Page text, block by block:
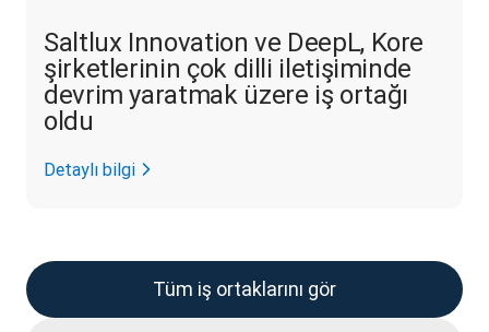
Saltlux Innovation ve DeepL, Kore
şirketlerinin çok dilli iletişiminde
devrim yaratmak üzere iş ortağı
oldu
Detaylı bilgi
Tüm iş ortaklarını gör